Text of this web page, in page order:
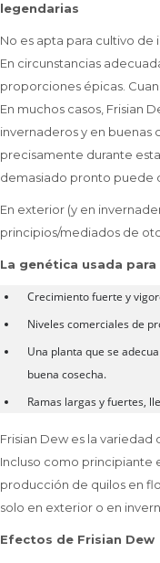
legendarias
No es apta para cultivo
En circunstancias
proporciones épicas.
En muchos casos, Frisian
invernaderos y en buenas
precisamente durante
demasiado pronto puede
En exterior (y en
principios/mediados de
La genética usada
Crecimiento fuerte y
Niveles comerciales de
Una planta que se
buena cosecha.
Ramas largas y fuertes,
Frisian Dew es la
Incluso como principiante
producción de quilos en
solo en exterior o en
Efectos de Frisian Dew